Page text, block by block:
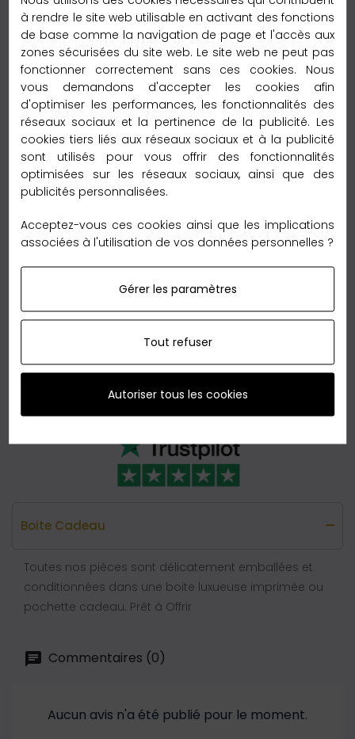
Livraison Express
Délai de livraison :
– 2 à 3 jours vers la France métroplitaine
Délai de livraison :
– 2 à 5 jours vers l’Europe
Délai de livraison :
– 6 à 12 jours vers le reste du monde
Garantie Retour 60 jours
Nous sommes tellement convaincus de nos qualités
que nous vous offrons leretoursans reserve en
Boite Cadeau
Toutes nos pièces sont délicatement emballées et
conditionnées dans une boite luxueuse imprimée ou
pochette cadeau. Prêt à Offrir
Commentaires (0)
Aucun avis n'a été publié pour le moment.
à rendre le site web utilisable en activant des fonctions
de base comme la navigation de page et l'accès aux
zones sécurisées du site web. Le site web ne peut pas
fonctionner correctement sans ces cookies. Nous
vous demandons d'accepter les cookies afin
d'optimiser les performances, les fonctionnalités des
réseaux sociaux et la pertinence de la publicité. Les
cookies tiers liés aux réseaux sociaux et à la publicité
sont utilisés pour vous offrir des fonctionnalités
optimisées sur les réseaux sociaux, ainsi que des
publicités personnalisées.
Acceptez-vous ces cookies ainsi que les implications
associées à l'utilisation de vos données personnelles ?
Gérer les paramètres
Tout refuser
Autoriser tous les cookies